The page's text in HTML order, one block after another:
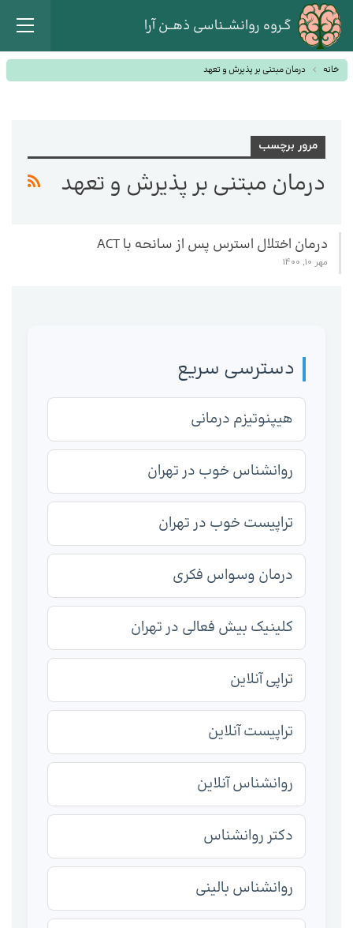
گـروه روانشــناسی ذهــن آرا
خانه درمان مبتنی بر پذیرش و تعهد
مرور برچسب
درمان مبتنی بر پذیرش و تعهد
درمان اختلال استرس پس از سانحه با ACT
مهر 10, 1400
دسترسی سریع
هیپنوتیزم درمانی
روانشناس خوب در تهران
تراپیست خوب در تهران
درمان وسواس فکری
کلینیک بیش فعالی در تهران
تراپی آنلاین
تراپیست آنلاین
روانشناس آنلاین
دکتر روانشناس
روانشناس بالینی